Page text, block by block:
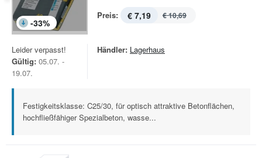
-33%
Preis: € 7,19 € 10,69
Leider verpasst!
Gültig: 05.07. -
19.07.
Händler: Lagerhaus
Festigkeitsklasse: C25/30, für optisch attraktive Betonflächen,
hochfließfähiger Spezialbeton, wasse...